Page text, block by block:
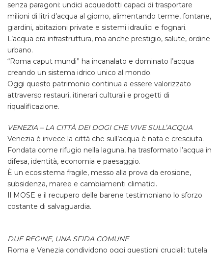
senza paragoni: undici acquedotti capaci di trasportare
milioni di litri d’acqua al giorno, alimentando terme, fontane,
giardini, abitazioni private e sistemi idraulici e fognari.
L’acqua era infrastruttura, ma anche prestigio, salute, ordine
urbano.
“Roma caput mundi” ha incanalato e dominato l’acqua
creando un sistema idrico unico al mondo.
Oggi questo patrimonio continua a essere valorizzato
attraverso restauri, itinerari culturali e progetti di
riqualificazione.
VENEZIA – LA CITTÀ DEI DOGI CHE VIVE SULL’ACQUA
Venezia è invece la città che sull’acqua è nata e cresciuta.
Fondata come rifugio nella laguna, ha trasformato l’acqua in
difesa, identità, economia e paesaggio.
È un ecosistema fragile, messo alla prova da erosione,
subsidenza, maree e cambiamenti climatici.
Il MOSE e il recupero delle barene testimoniano lo sforzo
costante di salvaguardia.
DUE REGINE, UNA SFIDA COMUNE
Roma e Venezia condividono oggi questioni cruciali: tutela